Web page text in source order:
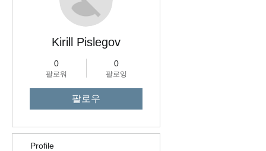
Kirill Pislegov
0
팔로워
0
팔로잉
팔로우
Profile